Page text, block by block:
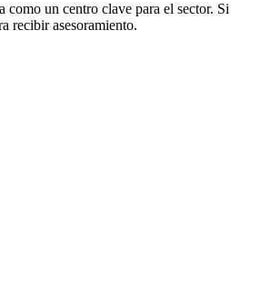
un centro clave para el sector. Si
recibir asesoramiento.